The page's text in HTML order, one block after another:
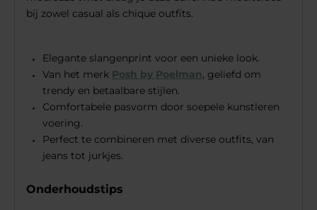
bij zowel casual als chique outfits.
Elegante slangenprint voor een unieke look.
Van het merk Posh by Poelman, geliefd om
trendy en betaalbare stijlen.
Comfortabele pasvorm door soepele kunstleren
voering.
Perfect te combineren met diverse outfits, van
jeans tot jurkjes.
Onderhoudstips